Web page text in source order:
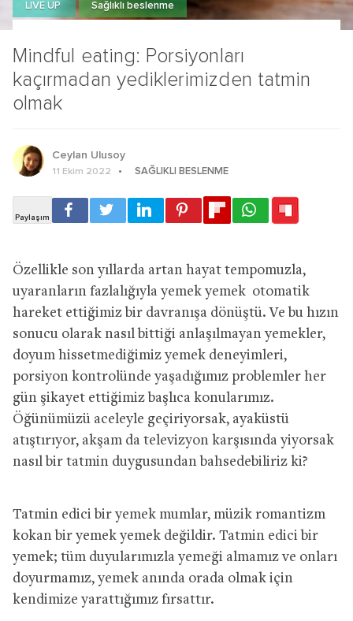
Mindful eating: Porsiyonları
kaçırmadan yediklerimizden tatmin
olmak
LIVE UP Sağlıklı beslenme
Ceylan Ulusoy
11 Ekim 2022 SAĞLIKLI BESLENME
Özellikle son yıllarda artan hayat tempomuzla,
uyaranların fazlalığıyla yemek yemek otomatik
hareket ettiğimiz bir davranışa dönüştü. Ve bu hızın
sonucu olarak nasıl bittiği anlaşılmayan yemekler,
doyum hissetmediğimiz yemek deneyimleri,
porsiyon kontrolünde yaşadığımız problemler her
gün şikayet ettiğimiz başlıca konularımız.
Öğünümüzü aceleyle geçiriyorsak, ayaküstü
atıştırıyor, akşam da televizyon karşısında yiyorsak
nasıl bir tatmin duygusundan bahsedebiliriz ki?
Tatmin edici bir yemek mumlar, müzik romantizm
kokan bir yemek yemek değildir. Tatmin edici bir
yemek; tüm duyularımızla yemeği almamız ve onları
doyurmamız, yemek anında orada olmak için
kendimize yarattığımız fırsattır.